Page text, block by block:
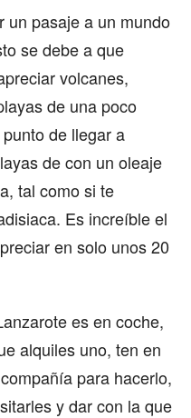
un pasaje a un mundo
se debe a que
volcanes,
de una poco
de llegar a
de con un oleaje
tal como si te
Es increíble el
en solo unos 20
es en coche,
alquiles uno, ten en
para hacerlo,
y dar con la que